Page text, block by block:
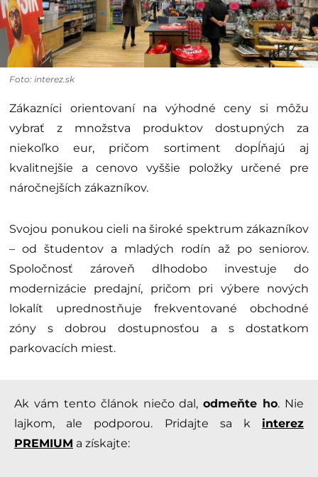
Foto: interez.sk
Zákazníci orientovaní na výhodné ceny si môžu
vybrať z množstva produktov dostupných za
niekoľko eur, pričom sortiment dopĺňajú aj
kvalitnejšie a cenovo vyššie položky určené pre
náročnejších zákazníkov.
Svojou ponukou cieli na široké spektrum zákazníkov
– od študentov a mladých rodín až po seniorov.
Spoločnosť zároveň dlhodobo investuje do
modernizácie predajní, pričom pri výbere nových
lokalít uprednostňuje frekventované obchodné
zóny s dobrou dostupnosťou a s dostatkom
parkovacích miest.
Ak vám tento článok niečo dal,odmeňte ho. Nie
lajkom, ale podporou. Pridajte sa k interez
PREMIUM a získajte: